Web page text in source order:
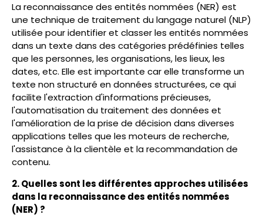
La reconnaissance des entités nommées (NER) est
une technique de traitement du langage naturel (NLP)
utilisée pour identifier et classer les entités nommées
dans un texte dans des catégories prédéfinies telles
que les personnes, les organisations, les lieux, les
dates, etc. Elle est importante car elle transforme un
texte non structuré en données structurées, ce qui
facilite l'extraction d'informations précieuses,
l'automatisation du traitement des données et
l'amélioration de la prise de décision dans diverses
applications telles que les moteurs de recherche,
l'assistance à la clientèle et la recommandation de
contenu.
2. Quelles sont les différentes approches utilisées
dans la reconnaissance des entités nommées
(NER) ?